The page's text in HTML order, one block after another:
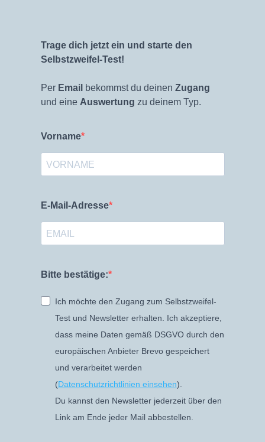
Trage dich jetzt ein und starte den
Selbstzweifel-Test!
Per Email bekommst du deinen Zugang
und eine Auswertung zu deinem Typ.
Vorname
E-Mail-Adresse
Bitte bestätige:
Ich möchte den Zugang zum Selbstzweifel-
Test und Newsletter erhalten. Ich akzeptiere,
dass meine Daten gemäß DSGVO durch den
europäischen Anbieter Brevo gespeichert
und verarbeitet werden
(Datenschutzrichtlinien einsehen).
Du kannst den Newsletter jederzeit über den
Link am Ende jeder Mail abbestellen.